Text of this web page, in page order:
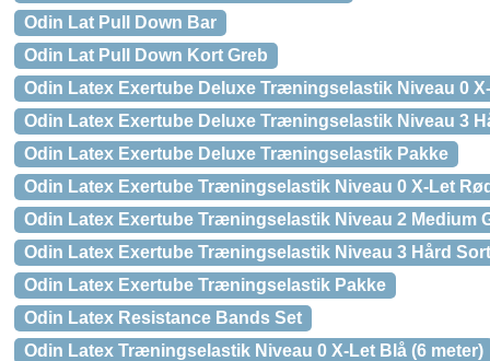
Odin Lat Pull Down Bar
Odin Lat Pull Down Kort Greb
Odin Latex Exertube Deluxe Træningselastik Niveau 0
Odin Latex Exertube Deluxe Træningselastik Niveau 3
Odin Latex Exertube Deluxe Træningselastik Pakke
Odin Latex Exertube Træningselastik Niveau 0 X-Let
Odin Latex Exertube Træningselastik Niveau 2 Medium
Odin Latex Exertube Træningselastik Niveau 3 Hård Sort
Odin Latex Exertube Træningselastik Pakke
Odin Latex Resistance Bands Set
Odin Latex Træningselastik Niveau 0 X-Let Blå (6 meter)